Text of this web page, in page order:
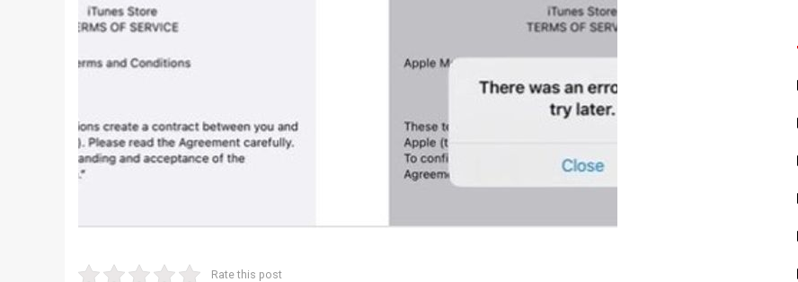
Rate this post